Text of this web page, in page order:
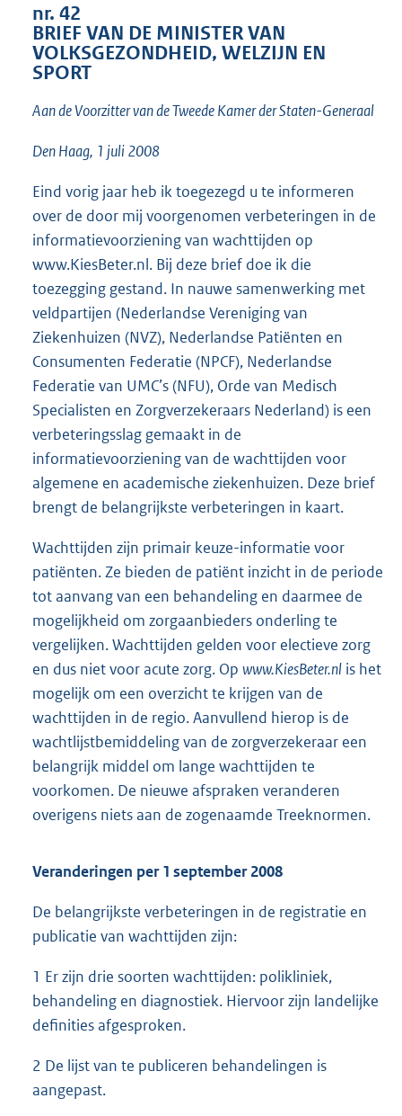
t
t
e
4
nr. 42
BRIEF VAN DE MINISTER VAN
VOLKSGEZONDHEID, WELZIJN EN
SPORT
Aan de Voorzitter van de Tweede Kamer der Staten-Generaal
Den Haag, 1 juli 2008
Eind vorig jaar heb ik toegezegd u te informeren
over de door mij voorgenomen verbeteringen in de
informatievoorziening van wachttijden op
www.KiesBeter.nl. Bij deze brief doe ik die
toezegging gestand. In nauwe samenwerking met
veldpartijen (Nederlandse Vereniging van
Ziekenhuizen (NVZ), Nederlandse Patiënten en
Consumenten Federatie (NPCF), Nederlandse
Federatie van UMC’s (NFU), Orde van Medisch
Specialisten en Zorgverzekeraars Nederland) is een
verbeteringsslag gemaakt in de
informatievoorziening van de wachttijden voor
algemene en academische ziekenhuizen. Deze brief
brengt de belangrijkste verbeteringen in kaart.
Wachttijden zijn primair keuze-informatie voor
patiënten. Ze bieden de patiënt inzicht in de periode
tot aanvang van een behandeling en daarmee de
mogelijkheid om zorgaanbieders onderling te
vergelijken. Wachttijden gelden voor electieve zorg
en dus niet voor acute zorg. Op www.KiesBeter.nl is het
mogelijk om een overzicht te krijgen van de
wachttijden in de regio. Aanvullend hierop is de
wachtlijstbemiddeling van de zorgverzekeraar een
belangrijk middel om lange wachttijden te
voorkomen. De nieuwe afspraken veranderen
overigens niets aan de zogenaamde Treeknormen.
Veranderingen per 1 september 2008
De belangrijkste verbeteringen in de registratie en
publicatie van wachttijden zijn:
1 Er zijn drie soorten wachttijden: polikliniek,
behandeling en diagnostiek. Hiervoor zijn landelijke
definities afgesproken.
2 De lijst van te publiceren behandelingen is
aangepast.